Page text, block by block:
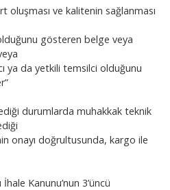
oluşması ve kalitenin sağlanması
gösteren belge veya
ya da yetkili temsilci olduğunu
durumlarda muhakkak teknik
onayı doğrultusunda, kargo ile
Kanunu’nun 3’üncü